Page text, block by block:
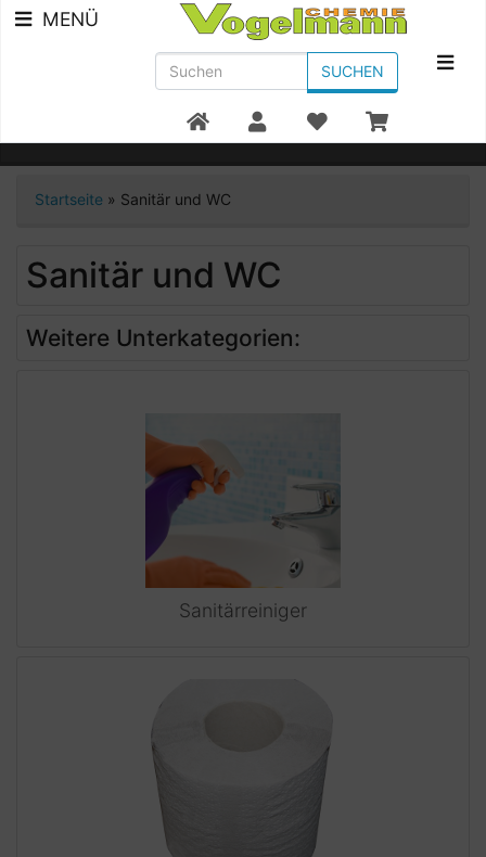
Beratung +49 7951/91300
MENÜ
SUCHEN
Startseite » Sanitär und WC
Sanitär und WC
Weitere Unterkategorien:
Sanitärreiniger